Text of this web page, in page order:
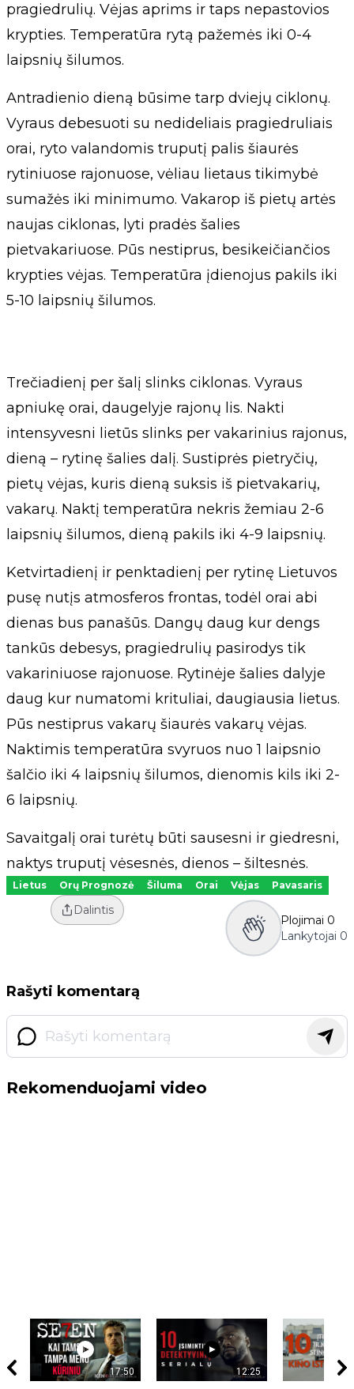
pragiedrulių. Vėjas aprims ir taps nepastovios
krypties. Temperatūra rytą pažemės iki 0-4
laipsnių šilumos.
Antradienio dieną būsime tarp dviejų ciklonų.
Vyraus debesuoti su nedideliais pragiedruliais
orai, ryto valandomis truputį palis šiaurės
rytiniuose rajonuose, vėliau lietaus tikimybė
sumažės iki minimumo. Vakarop iš pietų artės
naujas ciklonas, lyti pradės šalies
pietvakariuose. Pūs nestiprus, besikeičiančios
krypties vėjas. Temperatūra įdienojus pakils iki
5-10 laipsnių šilumos.
Trečiadienį per šalį slinks ciklonas. Vyraus
apniukę orai, daugelyje rajonų lis. Nakti
intensyvesni lietūs slinks per vakarinius rajonus,
dieną – rytinę šalies dalį. Sustiprės pietryčių,
pietų vėjas, kuris dieną suksis iš pietvakarių,
vakarų. Naktį temperatūra nekris žemiau 2-6
laipsnių šilumos, dieną pakils iki 4-9 laipsnių.
Ketvirtadienį ir penktadienį per rytinę Lietuvos
pusę nutįs atmosferos frontas, todėl orai abi
dienas bus panašūs. Dangų daug kur dengs
tankūs debesys, pragiedrulių pasirodys tik
vakariniuose rajonuose. Rytinėje šalies dalyje
daug kur numatomi krituliai, daugiausia lietus.
Pūs nestiprus vakarų šiaurės vakarų vėjas.
Naktimis temperatūra svyruos nuo 1 laipsnio
šalčio iki 4 laipsnių šilumos, dienomis kils iki 2-
6 laipsnių.
Savaitgalį orai turėtų būti sausesni ir giedresni,
naktys truputį vėsesnės, dienos – šiltesnės.
Lietus Orų Prognozė Šiluma Orai Vėjas Pavasaris
Dalintis
Plojimai 0
Lankytojai 0
Rašyti komentarą
Rekomenduojami video
17:50 12:25